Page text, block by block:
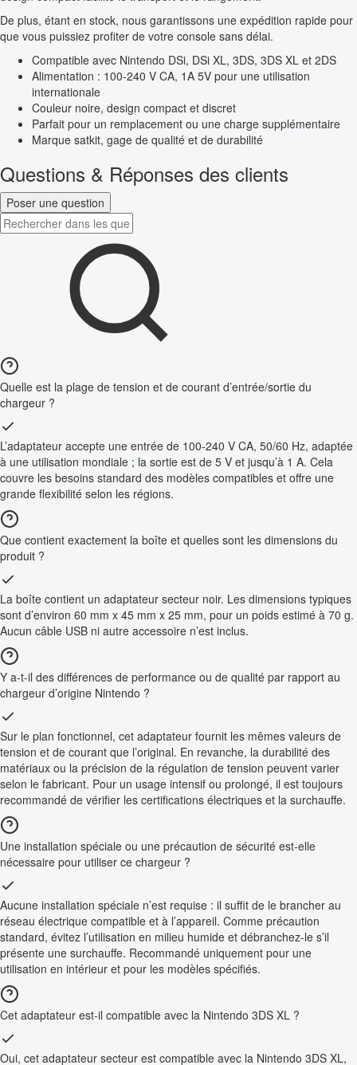
De plus, étant en stock, nous garantissons une expédition rapide pour
que vous puissiez profiter de votre console sans délai.
Compatible avec Nintendo DSi, DSi XL, 3DS, 3DS XL et 2DS
Alimentation : 100-240 V CA, 1A 5V pour une utilisation
internationale
Couleur noire, design compact et discret
Parfait pour un remplacement ou une charge supplémentaire
Marque satkit, gage de qualité et de durabilité
Questions & Réponses des clients
Poser une question
Quelle est la plage de tension et de courant d’entrée/sortie du
chargeur ?
L’adaptateur accepte une entrée de 100-240 V CA, 50/60 Hz, adaptée
à une utilisation mondiale ; la sortie est de 5 V et jusqu’à 1 A. Cela
couvre les besoins standard des modèles compatibles et offre une
grande flexibilité selon les régions.
Que contient exactement la boîte et quelles sont les dimensions du
produit ?
La boîte contient un adaptateur secteur noir. Les dimensions typiques
sont d’environ 60 mm x 45 mm x 25 mm, pour un poids estimé à 70 g.
Aucun câble USB ni autre accessoire n’est inclus.
Y a-t-il des différences de performance ou de qualité par rapport au
chargeur d’origine Nintendo ?
Sur le plan fonctionnel, cet adaptateur fournit les mêmes valeurs de
tension et de courant que l’original. En revanche, la durabilité des
matériaux ou la précision de la régulation de tension peuvent varier
selon le fabricant. Pour un usage intensif ou prolongé, il est toujours
recommandé de vérifier les certifications électriques et la surchauffe.
Une installation spéciale ou une précaution de sécurité est-elle
nécessaire pour utiliser ce chargeur ?
Aucune installation spéciale n’est requise : il suffit de le brancher au
réseau électrique compatible et à l’appareil. Comme précaution
standard, évitez l’utilisation en milieu humide et débranchez-le s’il
présente une surchauffe. Recommandé uniquement pour une
utilisation en intérieur et pour les modèles spécifiés.
Cet adaptateur est-il compatible avec la Nintendo 3DS XL ?
Oui, cet adaptateur secteur est compatible avec la Nintendo 3DS XL,